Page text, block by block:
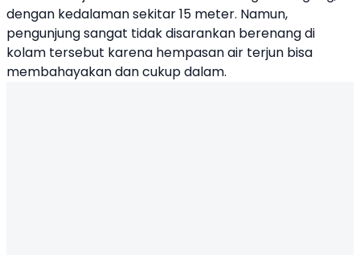
dengan kedalaman sekitar 15 meter. Namun,
pengunjung sangat tidak disarankan berenang di
kolam tersebut karena hempasan air terjun bisa
membahayakan dan cukup dalam.